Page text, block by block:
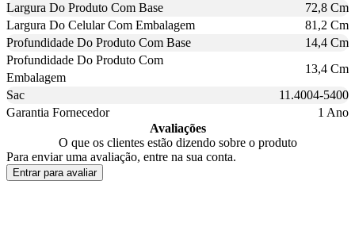
Largura Do Produto Com Base
72,8 Cm
Largura Do Celular Com Embalagem
81,2 Cm
Profundidade Do Produto Com Base
14,4 Cm
Profundidade Do Produto Com
Embalagem
13,4 Cm
Sac
11.4004-5400
Garantia Fornecedor
1 Ano
Avaliações
O que os clientes estão dizendo sobre o produto
Para enviar uma avaliação, entre na sua conta.
Entrar para avaliar